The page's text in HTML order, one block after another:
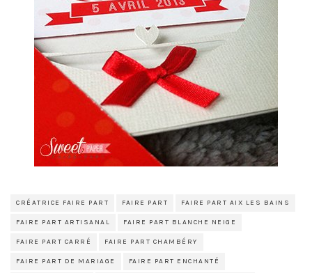
CRÉATRICE FAIRE PART FAIRE PART FAIRE PART AIX LES BAINS
FAIRE PART ARTISANAL FAIRE PART BLANCHE NEIGE
FAIRE PART CARRÉ FAIRE PART CHAMBÉRY
FAIRE PART DE MARIAGE FAIRE PART ENCHANTÉ